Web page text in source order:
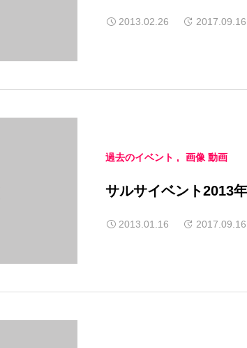
2013.02.26 2017.09.16
過去のイベント 画像 動画
サルサイベント2013
2013.01.16 2017.09.16